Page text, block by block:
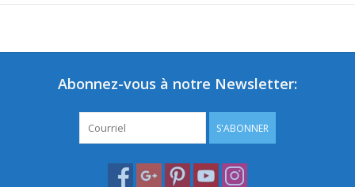
Abonnez-vous à notre Newsletter:
S'ABONNER